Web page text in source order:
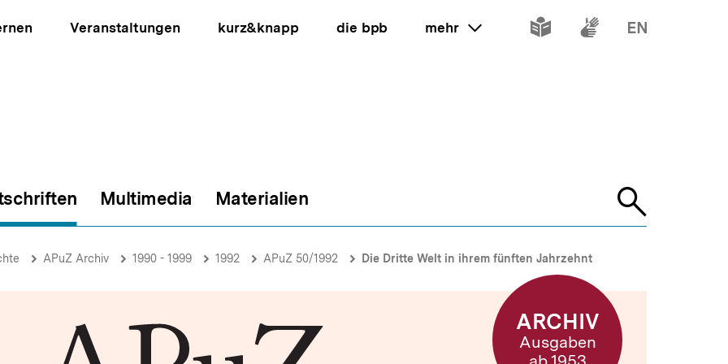
Veranstaltungen kurz&knapp die bpb mehr ein oder ausklappen
Inhalte Inhalte
Multimedia Materialien
Suche
APuZ Archiv 1990 - 1999 1992 APuZ 50/1992 Die Dritte Welt in ihrem fünften Jahrzehnt
ARCHIV
Ausgaben